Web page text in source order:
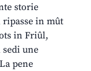
storie
in mût
in Friûl,
une
pene